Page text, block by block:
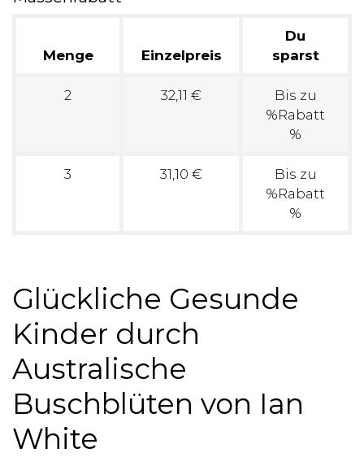
Menge Einzelpreis
Du
sparst
2 32,11 €
Bis zu
%Rabatt
%
3 31,10 €
Bis zu
%Rabatt
%
Glückliche Gesunde
Kinder durch
Australische
Buschblüten von Ian
White